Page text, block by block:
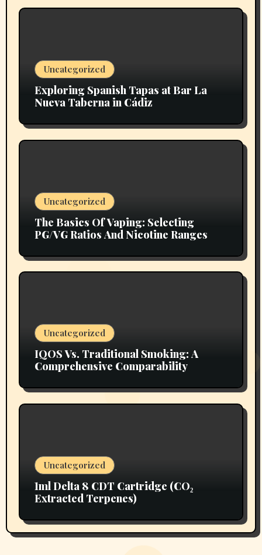
Uncategorized
Exploring Spanish Tapas at Bar La
Nueva Taberna in Cádiz
Uncategorized
The Basics Of Vaping: Selecting
PG/VG Ratios And Nicotine Ranges
Uncategorized
IQOS Vs. Traditional Smoking: A
Comprehensive Comparability
Uncategorized
1ml Delta 8 CDT Cartridge (CO₂
Extracted Terpenes)